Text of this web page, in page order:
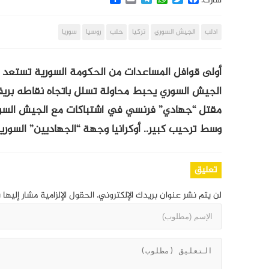
ادلب الجيش السوري تركيا حلب روسيا سوريا
أولى قوافل المساعدات من الحكومة السورية
الجيش السوري يحبط محاولة تسلل باتجاه نقاطه
مقتل “جهادي” فرنسي في اشتباكات مع الجيش
وسط ترحيب كبير.. أوكرانيا وجهة “الجهاديين”
تعليق
لن يتم نشر عنوان بريدك الإلكتروني. الحقول الإلزامية مشار